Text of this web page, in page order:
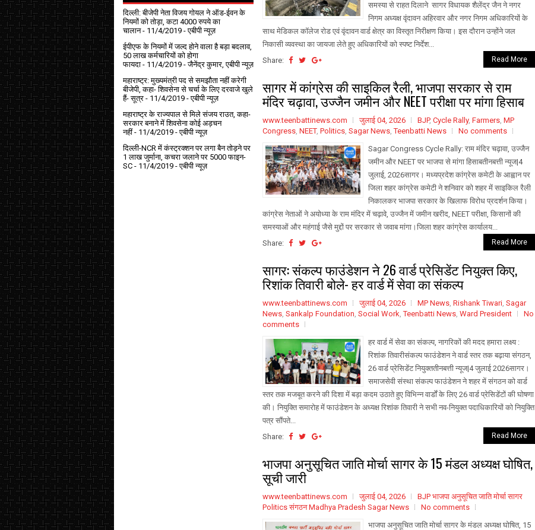
समस्या से राहत दिलाने सागर विधायक शैलेंद्र जैन ने नगर
निगम अध्यक्ष वृंदावन अहिरवार और नगर निगम अधिकारियों के
साथ मेडिकल कॉलेज रोड एवं वृंदावन वार्ड क्षेत्र का विस्तृत निरीक्षण किया। इस दौरान उन्होंने जल
निकासी व्यवस्था का जायजा लेते हुए अधिकारियों को स्पष्ट निर्देश...
Share:
Read More
सागर में कांग्रेस की साइकिल रैली, भाजपा सरकार से राम
मंदिर चढ़ावा, उज्जैन जमीन और NEET परीक्षा पर मांगा हिसाब
www.teenbattinews.com जुलाई 04, 2026 BJP, Cycle Rally, Farmers, MP
Congress, NEET, Politics, Sagar News,Teenbatti News
No comments
Sagar Congress Cycle Rally: राम मंदिर चढ़ावा, उज्जैन
जमीन और NEET पर भाजपा से मांगा हिसाबतीनबत्ती न्यूज|4
जुलाई, 2026सागर। मध्यप्रदेश कांग्रेस कमेटी के आह्वान पर
जिला शहर कांग्रेस कमेटी ने शनिवार को शहर में साइकिल रैली
निकालकर भाजपा सरकार के खिलाफ विरोध प्रदर्शन किया।
कांग्रेस नेताओं ने अयोध्या के राम मंदिर में चढ़ावे, उज्जैन में जमीन खरीद, NEET परीक्षा, किसानों की
समस्याओं और महंगाई जैसे मुद्दों पर सरकार से जवाब मांगा।जिला शहर कांग्रेस कार्यालय...
Share:
Read More
सागर: संकल्प फाउंडेशन ने 26 वार्ड प्रेसिडेंट नियुक्त किए,
रिशांक तिवारी बोले- हर वार्ड में सेवा का संकल्प
www.teenbattinews.com जुलाई 04, 2026 MP News, Rishank Tiwari, Sagar
News, Sankalp Foundation, Social Work,Teenbatti News, Ward President
No
comments
हर वार्ड में सेवा का संकल्प, नागरिकों की मदद हमारा लक्ष्य :
रिशांक तिवारीसंकल्प फाउंडेशन ने वार्ड स्तर तक बढ़ाया संगठन,
26 वार्ड प्रेसिडेंट नियुक्ततीनबत्ती न्यूज|4 जुलाई 2026सागर।
समाजसेवी संस्था संकल्प फाउंडेशन ने शहर में संगठन को वार्ड
स्तर तक मजबूत करने की दिशा में बड़ा कदम उठाते हुए विभिन्न वार्डों के लिए 26 वार्ड प्रेसिडेंटों की घोषणा
की। नियुक्ति समारोह में फाउंडेशन के अध्यक्ष रिशांक तिवारी ने सभी नव-नियुक्त पदाधिकारियों को नियुक्ति
पत्र सौंपते...
Share:
Read More
भाजपा अनुसूचित जाति मोर्चा सागर के 15 मंडल अध्यक्ष घोषित,
सूची जारी
www.teenbattinews.com जुलाई 04, 2026
BJP भाजपा अनुसूचित जाति मोर्चा सागर
Politics संगठन Madhya Pradesh Sagar News
No comments
भाजपा अनुसूचित जाति मोर्चा सागर के मंडल अध्यक्ष घोषित, 15
दिल्ली: बीजेपी नेता विजय गोयल ने ऑड-ईवन के
नियमों को तोड़ा, कटा 4000 रुपये का
चालान- 11/4/2019 - एबीपी न्यूज़
ईपीएफ के नियमों में जल्द होने वाला है बड़ा बदलाव,
50 लाख कर्मचारियों को होगा
फायदा - 11/4/2019 - जैनेंद्र कुमार, एबीपी न्यूज़
महाराष्ट्र: मुख्यमंत्री पद से समझौता नहीं करेगी
बीजेपी, कहा- शिवसेना से चर्चा के लिए दरवाजे खुले
हैं- सूत्र - 11/4/2019 - एबीपी न्यूज़
महाराष्ट्र के राज्यपाल से मिले संजय राउत, कहा-
सरकार बनाने में शिवसेना कोई अड़चन
नहीं- 11/4/2019 - एबीपी न्यूज़
दिल्ली-NCR में कंस्ट्रक्शन पर लगा बैन तोड़ने पर
1 लाख जुर्माना, कचरा जलाने पर ₹5000 फाइन-
SC - 11/4/2019 - एबीपी न्यूज़